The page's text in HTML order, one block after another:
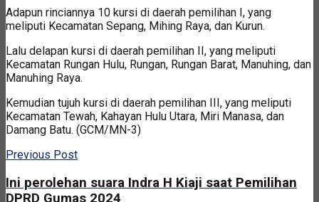
Adapun rinciannya 10 kursi di daerah pemilihan I, yang
meliputi Kecamatan Sepang, Mihing Raya, dan Kurun.
Lalu delapan kursi di daerah pemilihan II, yang meliputi
Kecamatan Rungan Hulu, Rungan, Rungan Barat, Manuhing, dan
Manuhing Raya.
Kemudian tujuh kursi di daerah pemilihan III, yang meliputi
Kecamatan Tewah, Kahayan Hulu Utara, Miri Manasa, dan
Damang Batu. (GCM/MN-3)
Previous Post
Ini perolehan suara Indra H Kiaji saat Pemilihan
DPRD Gumas 2024